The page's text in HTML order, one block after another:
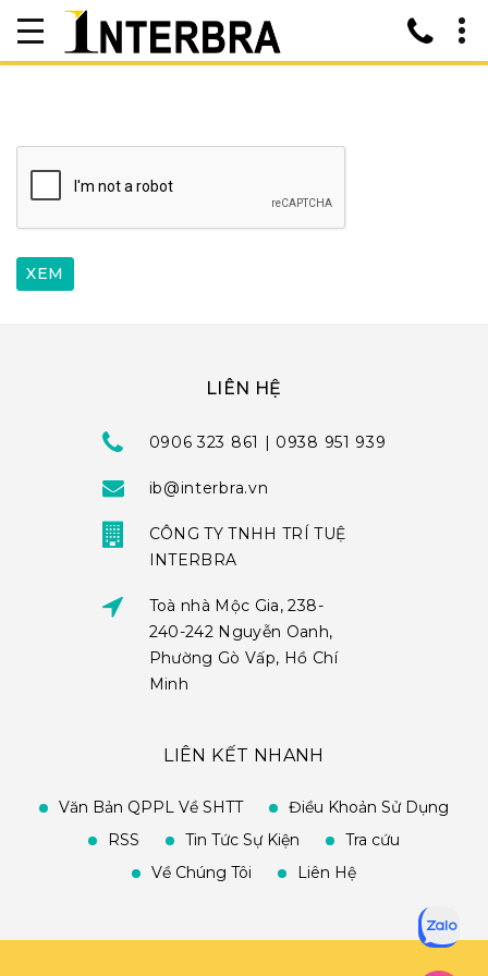
LIÊN HỆ
0906 323 861 | 0938 951 939
ib@interbra.vn
CÔNG TY TNHH TRÍ TUỆ
INTERBRA
Toà nhà Mộc Gia, 238-
240-242 Nguyễn Oanh,
Phường Gò Vấp, Hồ Chí
Minh
LIÊN KẾT NHANH
Văn Bản QPPL Về SHTT
Điều Khoản Sử Dụng
RSS
Tin Tức Sự Kiện
Tra cứu
Về Chúng Tôi
Liên Hệ